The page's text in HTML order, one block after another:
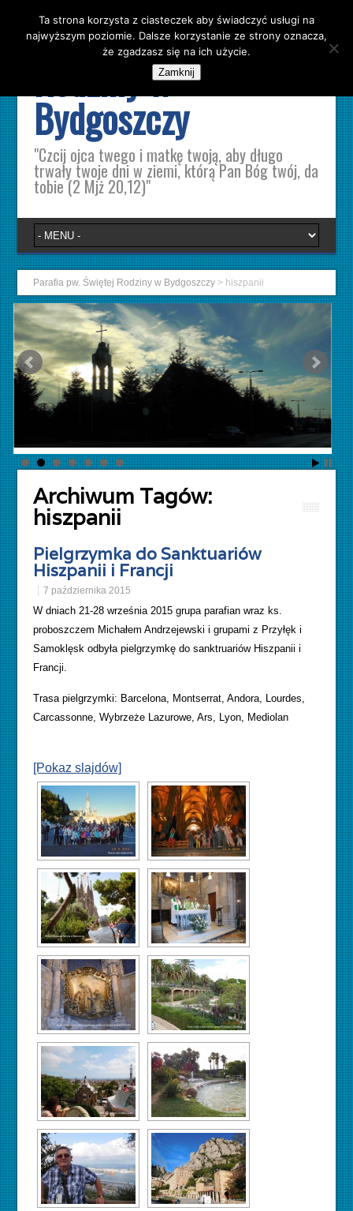
Parafia pw. Świętej
Rodziny w
Bydgoszczy
"Czcij ojca twego i matkę twoją, aby długo
trwały twoje dni w ziemi, którą Pan Bóg twój, da
tobie (2 Mjż 20,12)"
Parafia pw. Świętej Rodziny w Bydgoszczy > hiszpanii
Archiwum Tagów:
hiszpanii
Pielgrzymka do Sanktuariów
Hiszpanii i Francji
7 października 2015
W dniach 21-28 września 2015 grupa parafian wraz ks.
proboszczem Michałem Andrzejewski i grupami z Przyłęk i
Samoklęsk odbyła pielgrzymkę do sanktruariów Hiszpanii i
Francji.
Trasa pielgrzymki: Barcelona, Montserrat, Andora, Lourdes,
Carcassonne, Wybrzeże Lazurowe, Ars, Lyon, Mediolan
[Pokaz slajdów]
Ta strona korzysta z ciasteczek aby świadczyć usługi na
najwyższym poziomie. Dalsze korzystanie ze strony oznacza,
że zgadzasz się na ich użycie.
Zamknij